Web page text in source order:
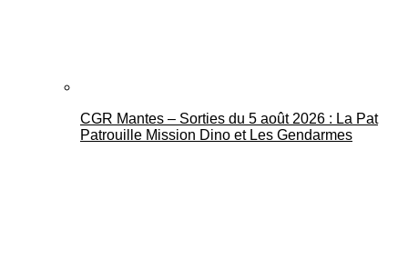
Mantes Actu
CGR Mantes – Sorties du 5 août 2026 : La Pat
Patrouille Mission Dino et Les Gendarmes